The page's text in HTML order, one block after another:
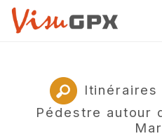
Itinéraires
Pédestre autour